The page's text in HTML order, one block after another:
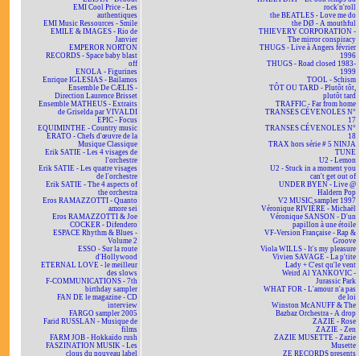
EMI Cool Price - Les
authentiques
EMI Music Ressources - Smile
EMILE & IMAGES - Rio de
Janvier
EMPEROR NORTON
RECORDS - Space baby blast
off
ENOLA - Figurines
Enrique IGLESIAS - Bailamos
Ensemble De CÆLIS -
Direction Laurence Brisset
Ensemble MATHEUS - Extraits
de Griselda par VIVALDI
EPIC - Focus
EQUIMINTHE - Country music
ERATO - Chefs d'œuvre de la
Musique Classique
Erik SATIE - Les 4 visages de
l'orchestre
Erik SATIE - Les quatre visages
de l'orchestre
Erik SATIE - The 4 aspects of
the orchestra
Eros RAMAZZOTTI - Quanto
amore sei
Eros RAMAZZOTTI & Joe
COCKER - Difendero
ESPACE Rhythm & Blues -
Volume 2
ESSO - Sur la route
d'Hollywood
ETERNAL LOVE - le meilleur
des slows
F-COMMUNICATIONS - 7th
birthday sampler
FAN DE le magazine - CD
interview
FARGO sampler 2005
Farid RUSSLAN - Musique de
films
FARM JOB - Hokkaïdo rush
FASZINATION MUSIK - Les
clous du nouveau label
rock'n'roll
the BEATLES - Love me do
the DØ - A mouthful
THIEVERY CORPORATION -
The mirror conspiracy
THUGS - Live à Angers février
1996
THUGS - Road closed 1983-
1999
TOOL - Schism
TÔT OU TARD - Plutôt tôt,
plutôt tard
TRAFFIC - Far from home
TRANSES CÉVENOLES N°
17
TRANSES CÉVENOLES N°
18
TRAX hors série # 5 NINJA
TUNE
U2 - Lemon
U2 - Stuck in a moment you
can't get out of
UNDER BYEN - Live @
Haldern Pop
V2 MUSIC sampler 1997
Véronique RIVIÈRE - Michaël
Véronique SANSON - D'un
papillon à une étoile
VF-Version Française - Rap &
Groove
Viola WILLS - It's my pleasure
Vivien SAVAGE - La p'tite
Lady + C'est qu'le vent
Weird Al YANKOVIC -
Jurassic Park
WHAT FOR - L'amour n'a pas
de loi
Winston McANUFF & The
Bazbaz Orchestra - A drop
ZAZIE - Rose
ZAZIE - Zen
ZAZIE MUSETTE - Zazie
Musette
ZE RECORDS presents